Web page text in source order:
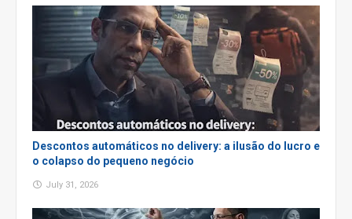
Descontos automáticos no delivery: a ilusão do lucro e
o colapso do pequeno negócio
July 31, 2026